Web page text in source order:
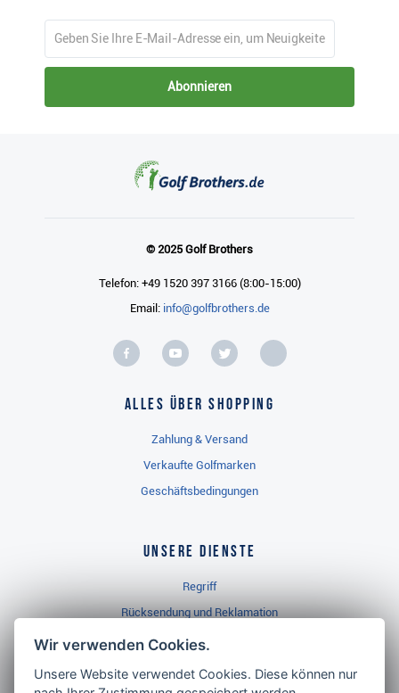
Abonnieren
© 2025 Golf Brothers
Telefon: +49 1520 397 3166 (8:00-15:00)
Email: info@golfbrothers.de
Alles über Shopping
Zahlung & Versand
Verkaufte Golfmarken
Geschäftsbedingungen
Unsere Dienste
Regriff
Rücksendung und Reklamation
Widerrufsbelehrung
Wir verwenden Cookies.
Unsere Website verwendet Cookies. Diese können nur